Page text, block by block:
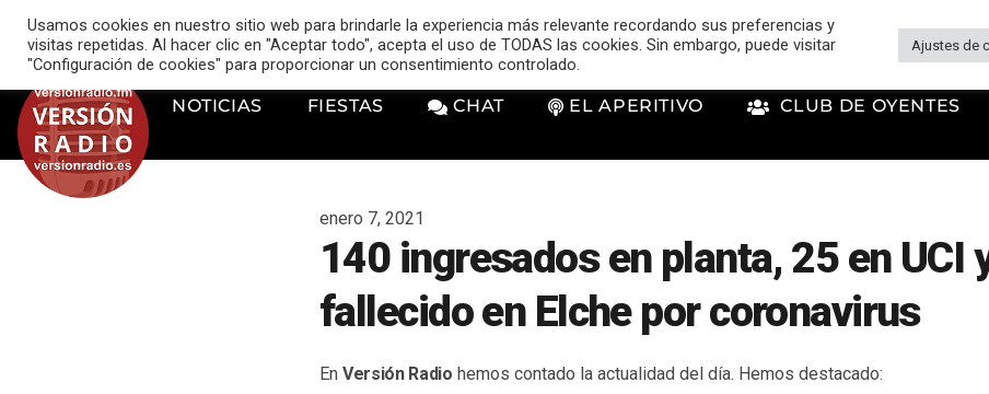
music_note VERSIÓN RADIO
NOTICIAS FIESTAS CHAT EL APERITIVO CLUB DE OYENTES
enero 7, 2021
140 ingresados en planta, 25 en UCI
fallecido en Elche por coronavirus
En Versión Radio hemos contado la actualidad del día. Hemos destacado:
Usamos cookies en nuestro sitio web para brindarle la experiencia más relevante recordando sus preferencias y
visitas repetidas. Al hacer clic en "Aceptar todo", acepta el uso de TODAS las cookies. Sin embargo, puede visitar
"Configuración de cookies" para proporcionar un consentimiento controlado.
Ajustes de